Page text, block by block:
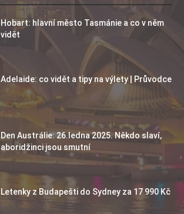
Hobart: hlavní město Tasmánie a co v něm
vidět
Adelaide: co vidět a tipy na výlety | Průvodce
Den Austrálie: 26.ledna 2025. Někdo slaví,
aboridžinci jsou smutní
Letenky z Budapešti do Sydney za 17 990 Kč